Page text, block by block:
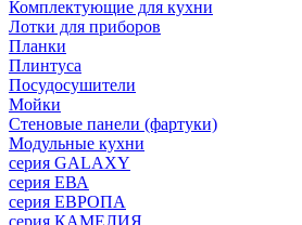
Комплектующие для кухни
Лотки для приборов
Планки
Плинтуса
Посудосушители
Мойки
Стеновые панели (фартуки)
Mодульные кухни
серия GALAXY
серия ЕВА
серия ЕВРОПА
серия КАМЕЛИЯ